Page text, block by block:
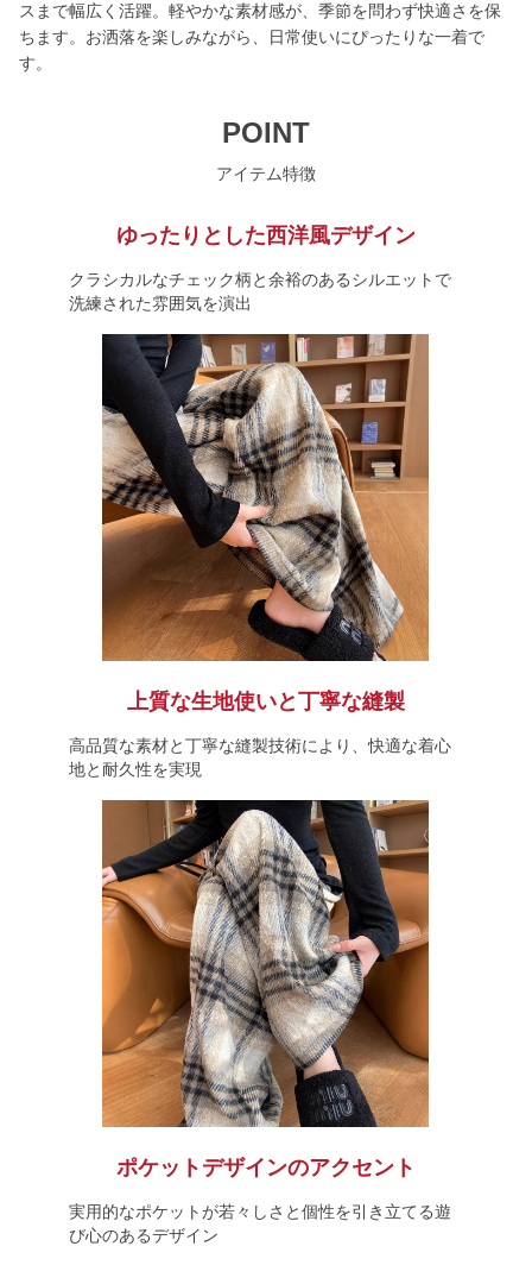
スまで幅広く活躍。軽やかな素材感が、季節を問わず快適さを保
ちます。お洒落を楽しみながら、日常使いにぴったりな一着で
す。
POINT
アイテム特徴
ゆったりとした西洋風デザイン
クラシカルなチェック柄と余裕のあるシルエットで
洗練された雰囲気を演出
上質な生地使いと丁寧な縫製
高品質な素材と丁寧な縫製技術により、快適な着心
地と耐久性を実現
ポケットデザインのアクセント
実用的なポケットが若々しさと個性を引き立てる遊
び心のあるデザイン